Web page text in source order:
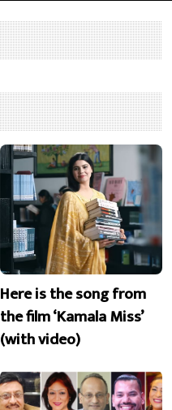
Here is the song from
the film ‘Kamala Miss’
(with video)